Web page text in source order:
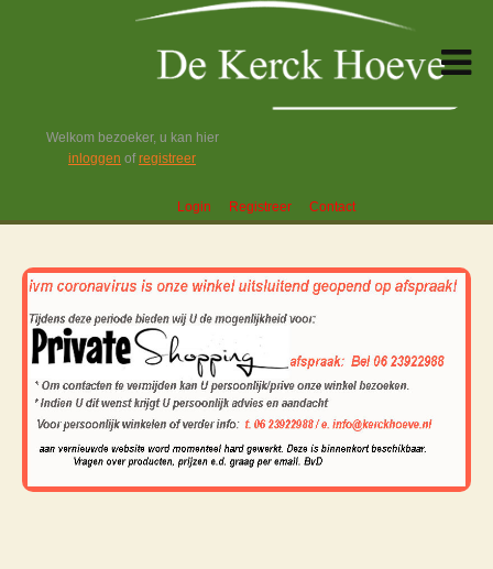
Welkom bezoeker, u kan hier
inloggen ofregistreer
Login Registreer Contact